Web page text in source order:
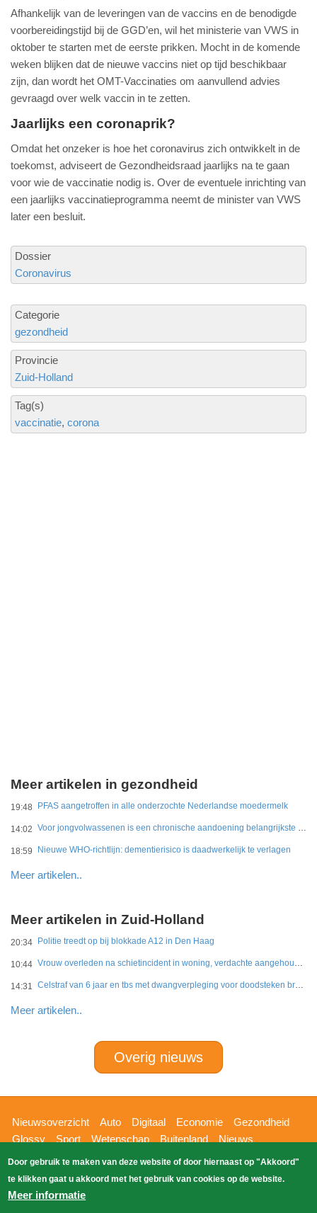
Afhankelijk van de leveringen van de vaccins en de benodigde
voorbereidingstijd bij de GGD’en, wil het ministerie van VWS in
oktober te starten met de eerste prikken. Mocht in de komende
weken blijken dat de nieuwe vaccins niet op tijd beschikbaar
zijn, dan wordt het OMT-Vaccinaties om aanvullend advies
gevraagd over welk vaccin in te zetten.
Jaarlijks een coronaprik?
Omdat het onzeker is hoe het coronavirus zich ontwikkelt in de
toekomst, adviseert de Gezondheidsraad jaarlijks na te gaan
voor wie de vaccinatie nodig is. Over de eventuele inrichting van
een jaarlijks vaccinatieprogramma neemt de minister van VWS
later een besluit.
Dossier
Coronavirus
Categorie
gezondheid
Provincie
Zuid-Holland
Tag(s)
vaccinatie corona
Meer artikelen in gezondheid
19:48 PFAS aangetroffen in alle onderzochte Nederlandse moedermelk
14:02 Voor jongvolwassenen is een chronische aandoening belangrijkste belemmering
18:59 Nieuwe WHO-richtlijn: dementierisico is daadwerkelijk te verlagen
Meer artikelen..
Meer artikelen in Zuid-Holland
20:34 Politie treedt op bij blokkade A12 in Den Haag
10:44 Vrouw overleden na schietincident in woning, verdachte aangehouden
14:31 Celstraf van 6 jaar en tbs met dwangverpleging voor doodsteken broer in Gouda
Meer artikelen..
Overig nieuws
Hoofdnavigatie
Nieuwsoverzicht Auto Digitaal Economie
Gezondheid
Glossy
Sport Wetenschap Buitenland
Nieuws
Bizzpress
Blik op 112 Provincies
Weekoverzicht
Zoeken
Copyright Blik Op Nieuws 2026gehost
Door gebruik te maken van deze website of door hiernaast op "Akkoord"
te klikken gaat u akkoord met het gebruik van cookies op de website.
Meer informatie